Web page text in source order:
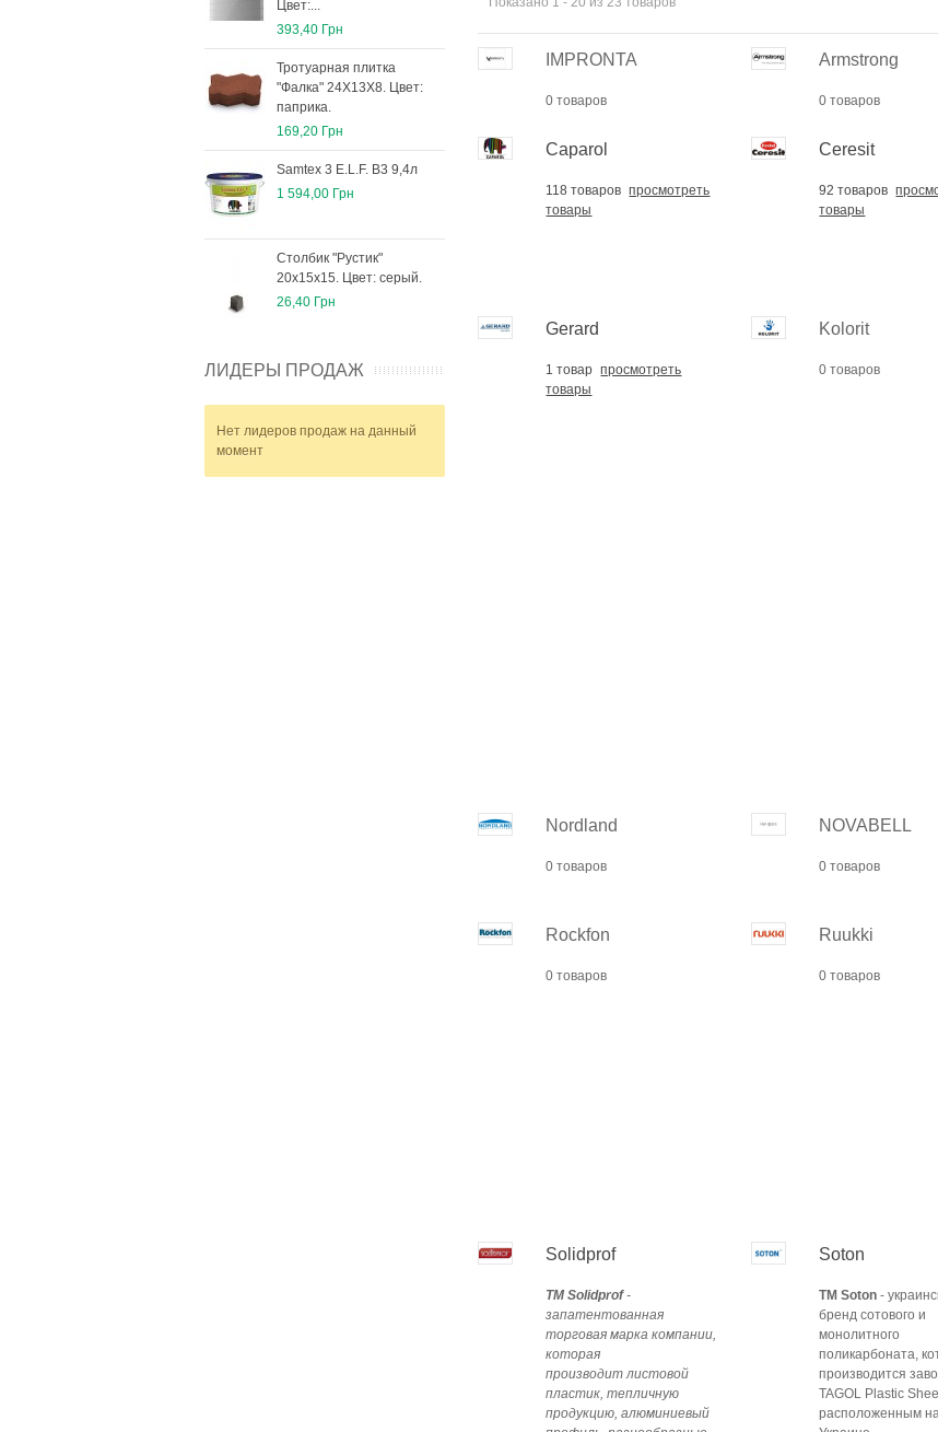
Цвет:...
393,40 Грн
Тротуарная плитка
"Фалка" 24Х13Х8. Цвет:
паприка.
169,20 Грн
Samtex 3 E.L.F. B3 9,4л
1 594,00 Грн
Столбик "Рустик"
20х15х15. Цвет: серый.
26,40 Грн
Цвет:...
14 189,18 Грн
Сетка стекловолоконная
Krautherm Klebe- und
ЛИДЕРЫ ПРОДАЖ
Нет лидеров продаж на данный
момент
IMPRONTA
0 товаров
Armstrong
0 товаров
Caparol
118 товаров просмотреть
товары
Ceresit
92 товаров
товары
Gerard
1 товар просмотреть
товары
Kolorit
0 товаров
Nordland
0 товаров
NOVABELL
0 товаров
Rockfon
0 товаров
Ruukki
0 товаров
Solidprof
ТМ Solidprof-
запатентованная
торговая марка компании,
которая
производит листовой
пластик, тепличную
продукцию, алюминиевый
Soton
ТМ Soton -
бренд сотового и
монолитного
поликарбоната,
производится
TAGOL Plastic
расположенным на